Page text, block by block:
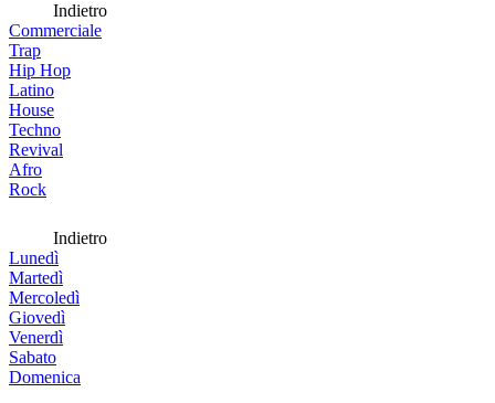
Indietro
Commerciale
Trap
Hip Hop
Latino
House
Techno
Revival
Afro
Rock
Indietro
Lunedì
Martedì
Mercoledì
Giovedì
Venerdì
Sabato
Domenica